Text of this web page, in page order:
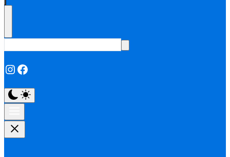
Instagram
Facebook